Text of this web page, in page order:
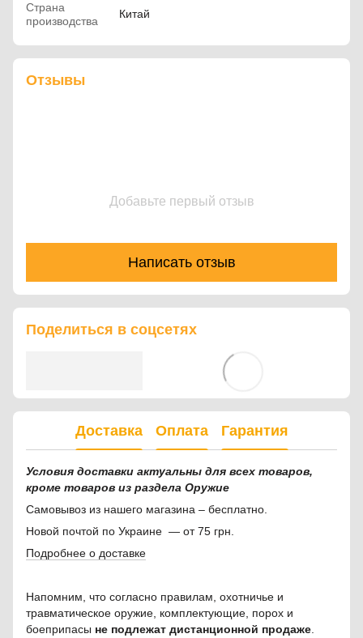
Страна
производства
Китай
Отзывы
Добавьте первый отзыв
Написать отзыв
Поделиться в соцсетях
Доставка Оплата Гарантия
Условия доставки актуальны для всех товаров,
кроме товаров из раздела Оружие
Самовывоз из нашего магазина – бесплатно.
Новой почтой по Украине — от 75 грн.
Подробнее о доставке
Напомним, что согласно правилам, охотничье и
травматическое оружие, комплектующие, порох и
боеприпасы не подлежат дистанционной продаже.